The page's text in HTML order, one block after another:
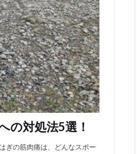
の対処法5選！
ぎの筋肉痛は、どんなスポー